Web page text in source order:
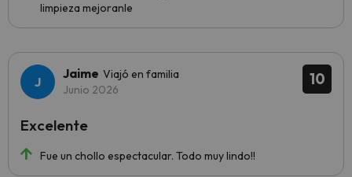
limpieza mejoranle
10
Jaime Viajó en familia
Junio 2026
Fue un chollo espectacular. Todo muy lindo!!
Excelente